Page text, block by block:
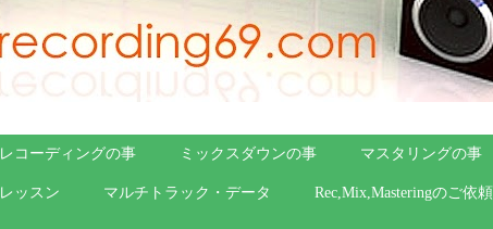
レコーディングの事 ミックスダウンの事 マスタリングの事
レッスン マルチトラック・データ Rec,Mix,Masteringのご依頼